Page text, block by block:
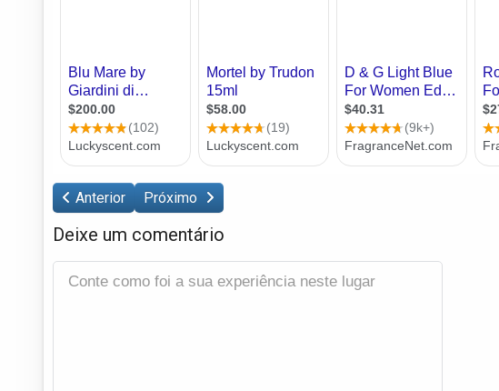
Anterior Próximo
Deixe um comentário